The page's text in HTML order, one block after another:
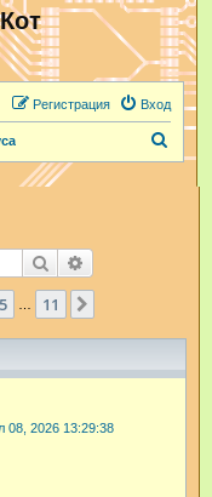
Вход
Регистрация
Поиск
11
5 11
08, 2026 13:29:38